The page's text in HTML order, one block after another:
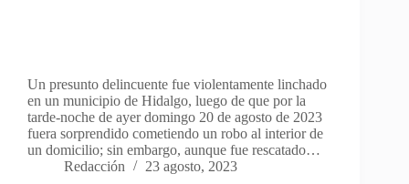
Un presunto delincuente fue violentamente linchado
en un municipio de Hidalgo, luego de que por la
tarde-noche de ayer domingo 20 de agosto de 2023
fuera sorprendido cometiendo un robo al interior de
un domicilio; sin embargo, aunque fue rescatado…
Redacción
23 agosto, 2023